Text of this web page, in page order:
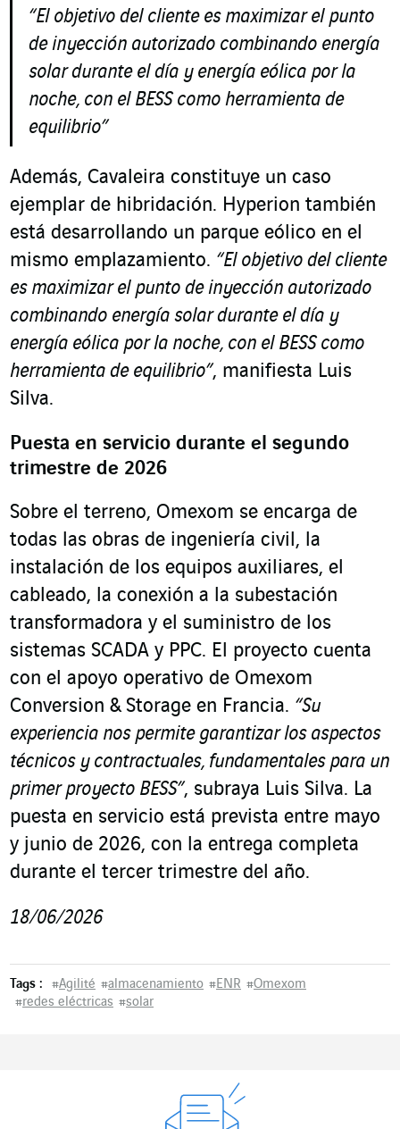
“El objetivo del cliente es maximizar el punto
de inyección autorizado combinando energía
solar durante el día y energía eólica por la
noche, con el BESS como herramienta de
equilibrio”
Además, Cavaleira constituye un caso
ejemplar de hibridación. Hyperion también
está desarrollando un parque eólico en el
mismo emplazamiento. “El objetivo del cliente
es maximizar el punto de inyección autorizado
combinando energía solar durante el día y
energía eólica por la noche, con el BESS como
herramienta de equilibrio”, manifiesta Luis
Silva.
Puesta en servicio durante el segundo
trimestre de 2026
Sobre el terreno, Omexom se encarga de
todas las obras de ingeniería civil, la
instalación de los equipos auxiliares, el
cableado, la conexión a la subestación
transformadora y el suministro de los
sistemas SCADA y PPC. El proyecto cuenta
con el apoyo operativo de Omexom
Conversion & Storage en Francia. “Su
experiencia nos permite garantizar los aspectos
técnicos y contractuales, fundamentales para un
primer proyecto BESS”, subraya Luis Silva. La
puesta en servicio está prevista entre mayo
y junio de 2026, con la entrega completa
durante el tercer trimestre del año.
18/06/2026
Tags : #Agilité #almacenamiento #ENR #Omexom
#redes eléctricas #solar